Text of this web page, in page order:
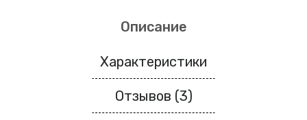
Описание
Характеристики
Отзывов (3)